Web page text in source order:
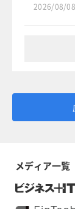
2026/08/
メディア一覧